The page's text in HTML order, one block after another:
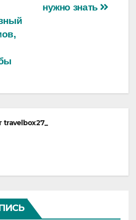
нужно знать
travelbox27_